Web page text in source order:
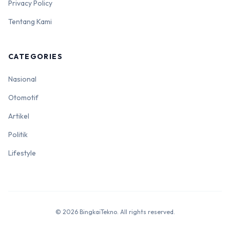
Privacy Policy
Tentang Kami
CATEGORIES
Nasional
Otomotif
Artikel
Politik
Lifestyle
© 2026 BingkaiTekno. All rights reserved.